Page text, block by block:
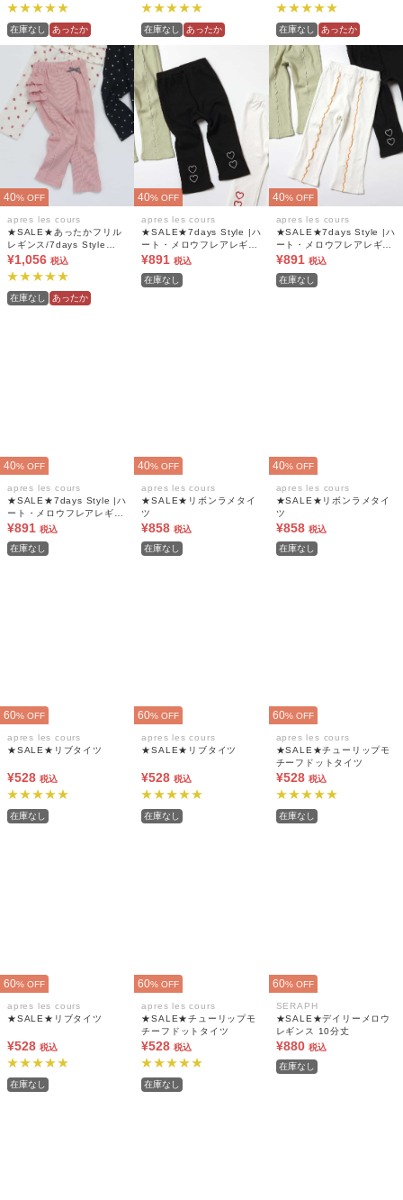
在庫なし あったか 在庫なし あったか 在庫なし あったか
40% OFF
apres les cours
★SALE★あったかフリル
レギンス/7days Style
pants 10分丈
¥1,056 税込
在庫なし あったか
40% OFF
apres les cours
★SALE★7days Style |ハ
ート・メロウフレアレギン
ス
¥891 税込
在庫なし
40% OFF
apres les cours
★SALE★7days Style |ハ
ート・メロウフレアレギン
ス
¥891 税込
在庫なし
40% OFF
apres les cours
★SALE★7days Style |ハ
ート・メロウフレアレギン
ス
¥891 税込
在庫なし
40% OFF
apres les cours
★SALE★リボンラメタイ
ツ
¥858 税込
在庫なし
40% OFF
apres les cours
★SALE★リボンラメタイ
ツ
¥858 税込
在庫なし
60% OFF
apres les cours
★SALE★リブタイツ
¥528 税込
在庫なし
60% OFF
apres les cours
★SALE★リブタイツ
¥528 税込
在庫なし
60% OFF
apres les cours
★SALE★チューリップモ
チーフドットタイツ
¥528 税込
在庫なし
60% OFF
apres les cours
★SALE★リブタイツ
¥528 税込
在庫なし
60% OFF
apres les cours
★SALE★チューリップモ
チーフドットタイツ
¥528 税込
在庫なし
60% OFF
SERAPH
★SALE★デイリーメロウ
レギンス 10分丈
¥880 税込
在庫なし